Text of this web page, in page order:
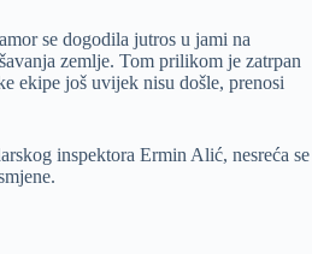
se dogodila jutros u jami na
zemlje. Tom prilikom je zatrpan
ekipe još uvijek nisu došle, prenosi
inspektora Ermin Alić, nesreća se